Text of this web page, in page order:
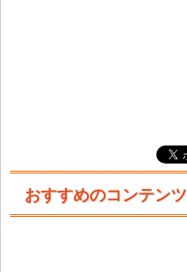
おすすめのコンテンツ